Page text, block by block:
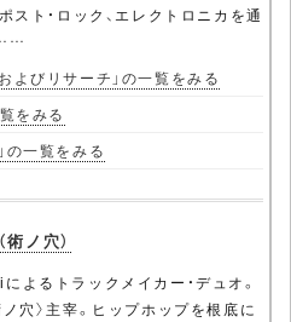
スト・ロック、エレクトロニカを通
よびリサーチ」の一覧をみる
をみる
の一覧をみる
ノ穴）
よるトラックメイカー・デュオ。
穴〉主宰。ヒップホップを根底に